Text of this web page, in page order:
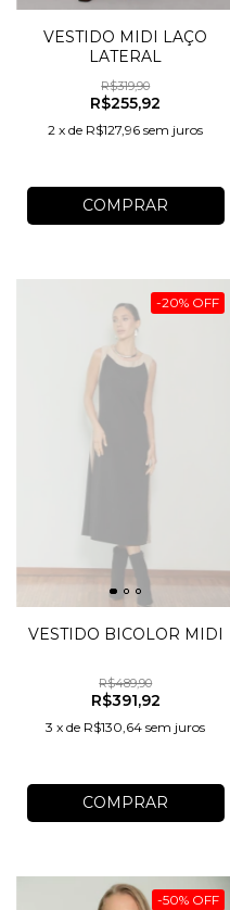
VESTIDO MIDI LAÇO
LATERAL
R$319,90
R$255,92
2 xde R$127,96 sem juros
COMPRAR
-20% OFF
VESTIDO BICOLOR MIDI
R$489,90
R$391,92
3 xde R$130,64 sem juros
COMPRAR
-50% OFF